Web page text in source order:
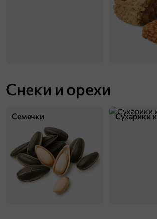
В корзину
12 ₽
Снеки и орехи
Семечки Сухарики